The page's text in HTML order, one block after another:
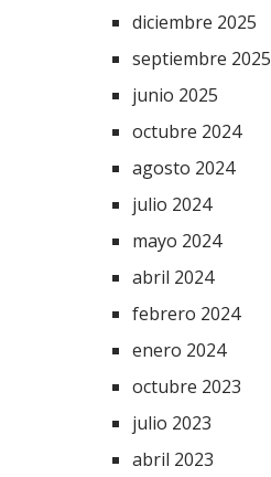
diciembre 2025
septiembre 2025
junio 2025
octubre 2024
agosto 2024
julio 2024
mayo 2024
abril 2024
febrero 2024
enero 2024
octubre 2023
julio 2023
abril 2023